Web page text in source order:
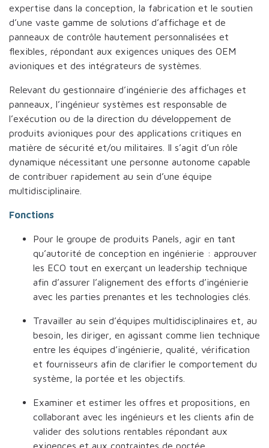
expertise dans la conception, la fabrication et le soutien
d’une vaste gamme de solutions d’affichage et de
panneaux de contrôle hautement personnalisées et
flexibles, répondant aux exigences uniques des OEM
avioniques et des intégrateurs de systèmes.
Relevant du gestionnaire d’ingénierie des affichages et
panneaux, l’ingénieur systèmes est responsable de
l’exécution ou de la direction du développement de
produits avioniques pour des applications critiques en
matière de sécurité et/ou militaires. Il s’agit d’un rôle
dynamique nécessitant une personne autonome capable
de contribuer rapidement au sein d’une équipe
multidisciplinaire.
Fonctions
Pour le groupe de produits Panels, agir en tant
qu’autorité de conception en ingénierie : approuver
les ECO tout en exerçant un leadership technique
afin d’assurer l’alignement des efforts d’ingénierie
avec les parties prenantes et les technologies clés.
Travailler au sein d’équipes multidisciplinaires et, au
besoin, les diriger, en agissant comme lien technique
entre les équipes d’ingénierie, qualité, vérification
et fournisseurs afin de clarifier le comportement du
système, la portée et les objectifs.
Examiner et estimer les offres et propositions, en
collaborant avec les ingénieurs et les clients afin de
valider des solutions rentables répondant aux